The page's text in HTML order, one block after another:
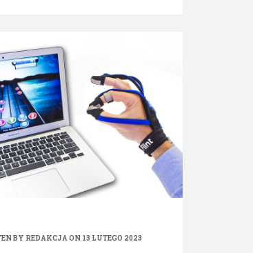
BY REDAKCJAON 13 LUTEGO 2023